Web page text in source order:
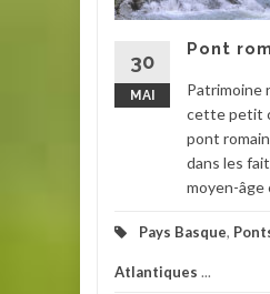
30
MAI
Pont
Patrimoine
cette petit
pont
dans les
moyen-âge
Pays Basque,
Atlantiques ...